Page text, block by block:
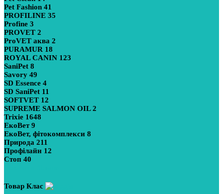
Pet Fashion 41
PROFILINE 35
Profine 3
PROVET 2
ProVET аква 2
PURAMUR 18
ROYAL CANIN 123
SaniPet 8
Savory 49
SD Essence 4
SD SaniPet 11
SOFTVET 12
SUPREME SALMON OIL2
Trixie 1648
ЕкоВет9
ЕкоВет, фітокомплекси 8
Природа 211
Профілайн 12
Стоп 40
Товар Клас